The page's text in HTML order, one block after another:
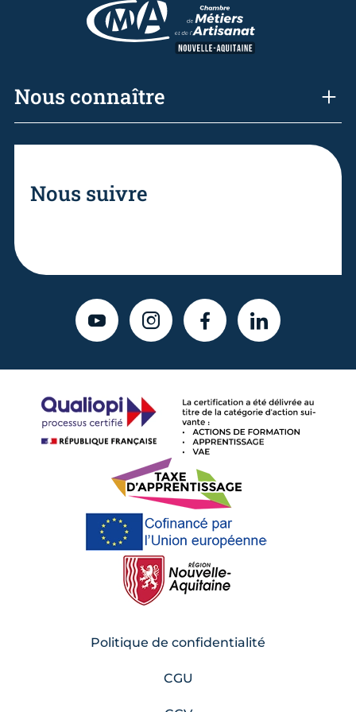
Nous connaître
Nous suivre
YOUTUBEINSTAGRAMFACEBOOKLINKEDIN
Politique de confidentialité
CGU